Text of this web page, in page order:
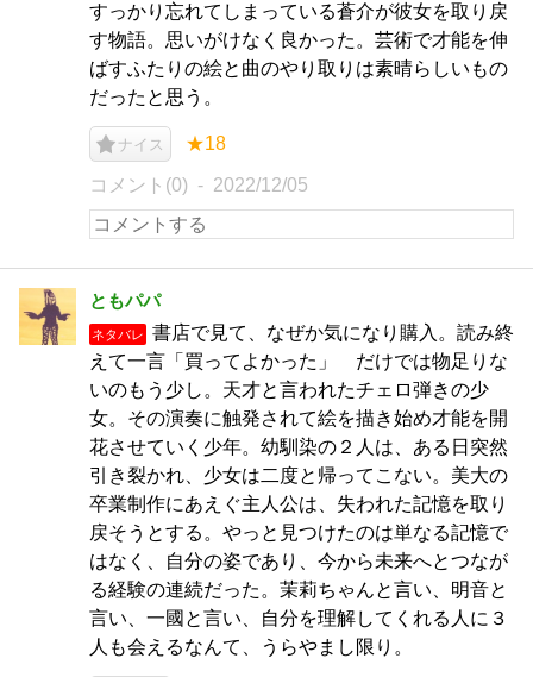
すっかり忘れてしまっている蒼介が彼女を取り戻
す物語。思いがけなく良かった。芸術で才能を伸
ばすふたりの絵と曲のやり取りは素晴らしいもの
だったと思う。
ナイス ★18
コメント(0) 2022/12/05
ともパパ
ネタバレ
書店で見て、なぜか気になり購入。読み終
えて一言「買ってよかった」 だけでは物足りな
いのもう少し。天才と言われたチェロ弾きの少
女。その演奏に触発されて絵を描き始め才能を開
花させていく少年。幼馴染の２人は、ある日突然
引き裂かれ、少女は二度と帰ってこない。美大の
卒業制作にあえぐ主人公は、失われた記憶を取り
戻そうとする。やっと見つけたのは単なる記憶で
はなく、自分の姿であり、今から未来へとつなが
る経験の連続だった。茉莉ちゃんと言い、明音と
言い、一國と言い、自分を理解してくれる人に３
人も会えるなんて、うらやまし限り。